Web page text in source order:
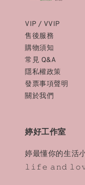
VIP / VVIP
售後服務
購物須知
常見 Q&A
隱私權政策
發票事項聲明
關於我們
婷好工作室
婷最懂你的生
𝚕𝚒𝚏𝚎 𝚊𝚗𝚍